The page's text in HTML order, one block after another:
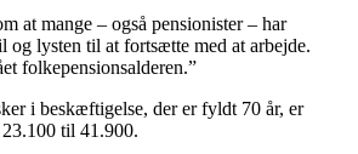
at mange – også pensionister – har
og lysten til at fortsætte med at arbejde.
folkepensionsalderen.”
i beskæftigelse, der er fyldt 70 år, er
til 41.900.